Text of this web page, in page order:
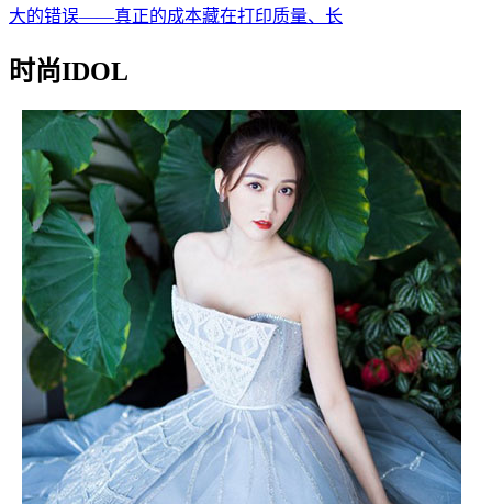
大的错误——真正的成本藏在打印质量、长
时尚IDOL